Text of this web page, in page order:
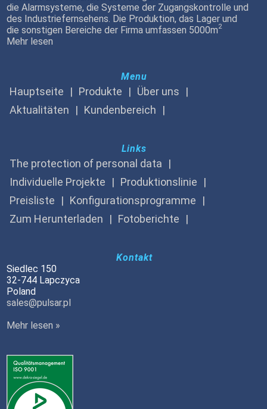
die Alarmsysteme, die Systeme der Zugangskontrolle und
des Industriefernsehens. Die Produktion, das Lager und
die sonstigen Bereiche der Firma umfassen 5000m2
Mehr lesen
Menu
Hauptseite Produkte
Über uns
Aktualitäten
Kundenbereich
Links
The protection of personal data
Individuelle Projekte
Produktionslinie
Preisliste
Konfigurationsprogramme
Zum Herunterladen
Fotoberichte
Kontakt
Siedlec 150
32-744 Lapczyca
Poland
sales@pulsar.pl
Mehr lesen »